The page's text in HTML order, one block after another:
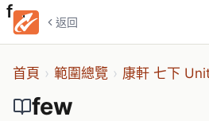
返回
few
首頁 › 範圍總覽 › 康軒 七下
few